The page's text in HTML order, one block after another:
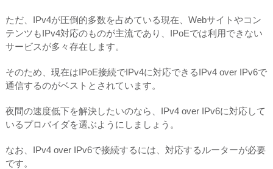
ただ、IPv4が圧倒的多数を占めている現在、Webサイトやコン
テンツもIPv4対応のものが主流であり、IPoEでは利用できない
サービスが多々存在します。
そのため、現在はIPoE接続でIPv4に対応できるIPv4 over IPv6で
通信するのがベストとされています。
夜間の速度低下を解決したいのなら、IPv4 over IPv6に対応して
いるプロバイダを選ぶようにしましょう。
なお、IPv4 over IPv6で接続するには、対応するルーターが必要
です。